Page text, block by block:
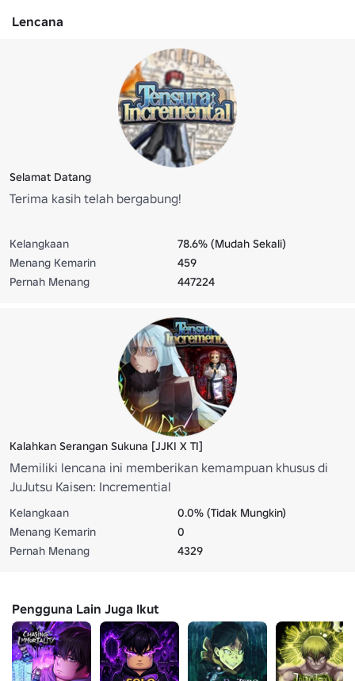
Lencana
Selamat Datang
Terima kasih telah bergabung!
Kelangkaan
78.6% (Mudah Sekali)
Menang Kemarin
459
Pernah Menang
447224
Kalahkan Serangan Sukuna [JJKI X TI]
Memiliki lencana ini memberikan kemampuan khusus di
JuJutsu Kaisen: Incremential
Kelangkaan
0.0% (Tidak Mungkin)
Menang Kemarin
0
Pernah Menang
4329
Pengguna Lain Juga Ikut